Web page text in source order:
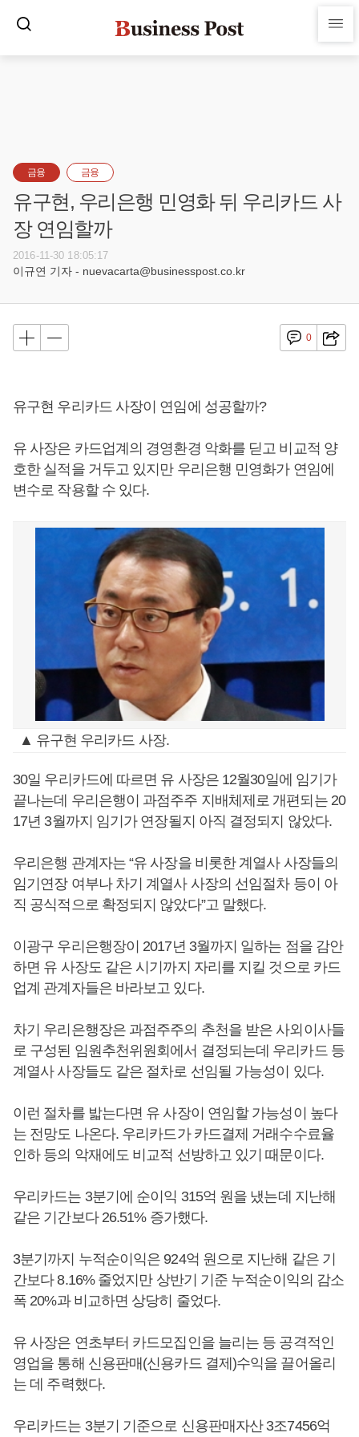
금융 금융
유구현, 우리은행 민영화 뒤 우리카드 사
장 연임할까
2016-11-30 18:05:17
이규연 기자 - nuevacarta@businesspost.co.kr
0
유구현 우리카드 사장이 연임에 성공할까?
유 사장은 카드업계의 경영환경 악화를 딛고 비교적 양
호한 실적을 거두고 있지만 우리은행 민영화가 연임에
변수로 작용할 수 있다.
▲ 유구현 우리카드 사장.
30일 우리카드에 따르면 유 사장은 12월30일에 임기가
끝나는데 우리은행이 과점주주 지배체제로 개편되는 20
17년 3월까지 임기가 연장될지 아직 결정되지 않았다.
우리은행 관계자는 “유 사장을 비롯한 계열사 사장들의
임기연장 여부나 차기 계열사 사장의 선임절차 등이 아
직 공식적으로 확정되지 않았다”고 말했다.
이광구 우리은행장이 2017년 3월까지 일하는 점을 감안
하면 유 사장도 같은 시기까지 자리를 지킬 것으로 카드
업계 관계자들은 바라보고 있다.
차기 우리은행장은 과점주주의 추천을 받은 사외이사들
로 구성된 임원추천위원회에서 결정되는데 우리카드 등
계열사 사장들도 같은 절차로 선임될 가능성이 있다.
이런 절차를 밟는다면 유 사장이 연임할 가능성이 높다
는 전망도 나온다. 우리카드가 카드결제 거래수수료율
인하 등의 악재에도 비교적 선방하고 있기 때문이다.
우리카드는 3분기에 순이익 315억 원을 냈는데 지난해
같은 기간보다 26.51% 증가했다.
3분기까지 누적순이익은 924억 원으로 지난해 같은 기
간보다 8.16% 줄었지만 상반기 기준 누적순이익의 감소
폭 20%과 비교하면 상당히 줄었다.
유 사장은 연초부터 카드모집인을 늘리는 등 공격적인
영업을 통해 신용판매(신용카드 결제)수익을 끌어올리
는 데 주력했다.
우리카드는 3분기 기준으로 신용판매자산 3조7456억